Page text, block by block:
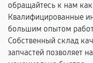
обращайтесь к нам
Квалифицированные
большим опытом
Собственный склад
запчастей позволяет